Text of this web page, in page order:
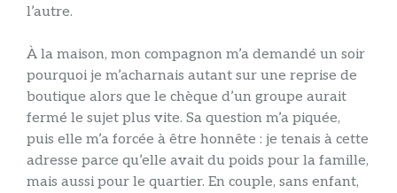
l’autre.
À la maison, mon compagnon m’a demandé un soir
pourquoi je m’acharnais autant sur une reprise de
boutique alors que le chèque d’un groupe aurait
fermé le sujet plus vite. Sa question m’a piquée,
puis elle m’a forcée à être honnête : je tenais à cette
adresse parce qu’elle avait du poids pour la famille,
mais aussi pour le quartier. En couple, sans enfant,